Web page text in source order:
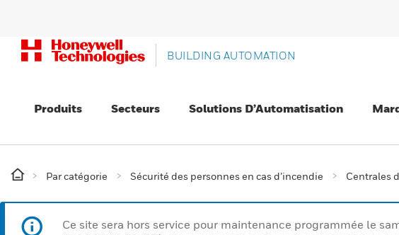
BUILDING AUTOMATION
Produits Secteurs Solutions D’Automatisation
Par catégorie Sécurité des personnes en cas d’incendie Centrales
Ce site sera hors service pour maintenance programmée le